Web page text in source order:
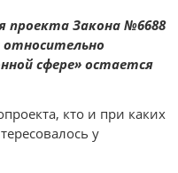
проекта Закона №6688
относительно
сфере» остается
кто и при каких
у